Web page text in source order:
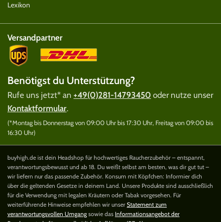
Lexikon
Versandpartner
Benötigst du Unterstützung?
Rufe uns jetzt* an +49(0)281-14793450 oder nutze unser
Kontaktformular.
(*Montag bis Donnerstag von 09:00 Uhr bis 17:30 Uhr, Freitag von 09:00 bis
16:30 Uhr)
buyhigh.de ist dein Headshop für hochwertiges Raucherzubehör – entspannt,
verantwortungsbewusst und ab 18. Du weißt selbst am besten, was dir gut tut –
wir liefern nur das passende Zubehör. Konsum mit Köpfchen: Informier dich
über die geltenden Gesetze in deinem Land. Unsere Produkte sind ausschließlich
für die Verwendung mit legalen Kräutern oder Tabak vorgesehen. Für
weiterführende Hinweise empfehlen wir unser Statement zum
verantwortungsvollen Umgang sowie das Informationsangebot der